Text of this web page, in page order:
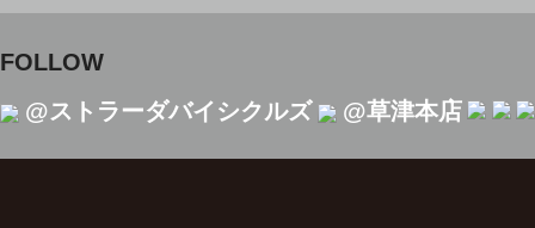
FOLLOW
@ストラーダバイシクルズ
@草津本店